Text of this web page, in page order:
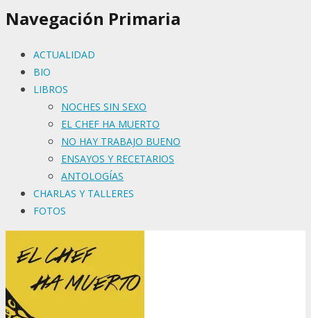
Navegación Primaria
ACTUALIDAD
BIO
LIBROS
NOCHES SIN SEXO
EL CHEF HA MUERTO
NO HAY TRABAJO BUENO
ENSAYOS Y RECETARIOS
ANTOLOGÍAS
CHARLAS Y TALLERES
FOTOS